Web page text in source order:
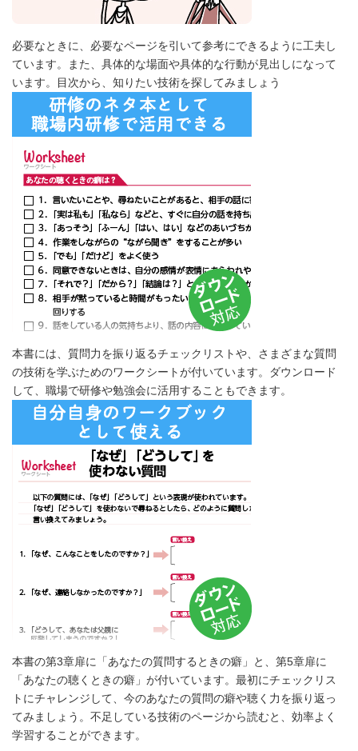
必要なときに、必要なページを引いて参考にできるように工夫し
ています。また、具体的な場面や具体的な行動が見出しになって
います。目次から、知りたい技術を探してみましょう
本書には、質問力を振り返るチェックリストや、さまざまな質問
の技術を学ぶためのワークシートが付いています。ダウンロード
して、職場で研修や勉強会に活用することもできます。
本書の第3章扉に「あなたの質問するときの癖」と、第5章扉に
「あなたの聴くときの癖」が付いています。最初にチェックリス
トにチャレンジして、今のあなたの質問の癖や聴く力を振り返っ
てみましょう。不足している技術のページから読むと、効率よく
学習することができます。